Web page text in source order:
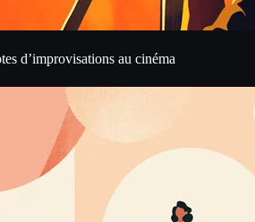
d’improvisations au cinéma